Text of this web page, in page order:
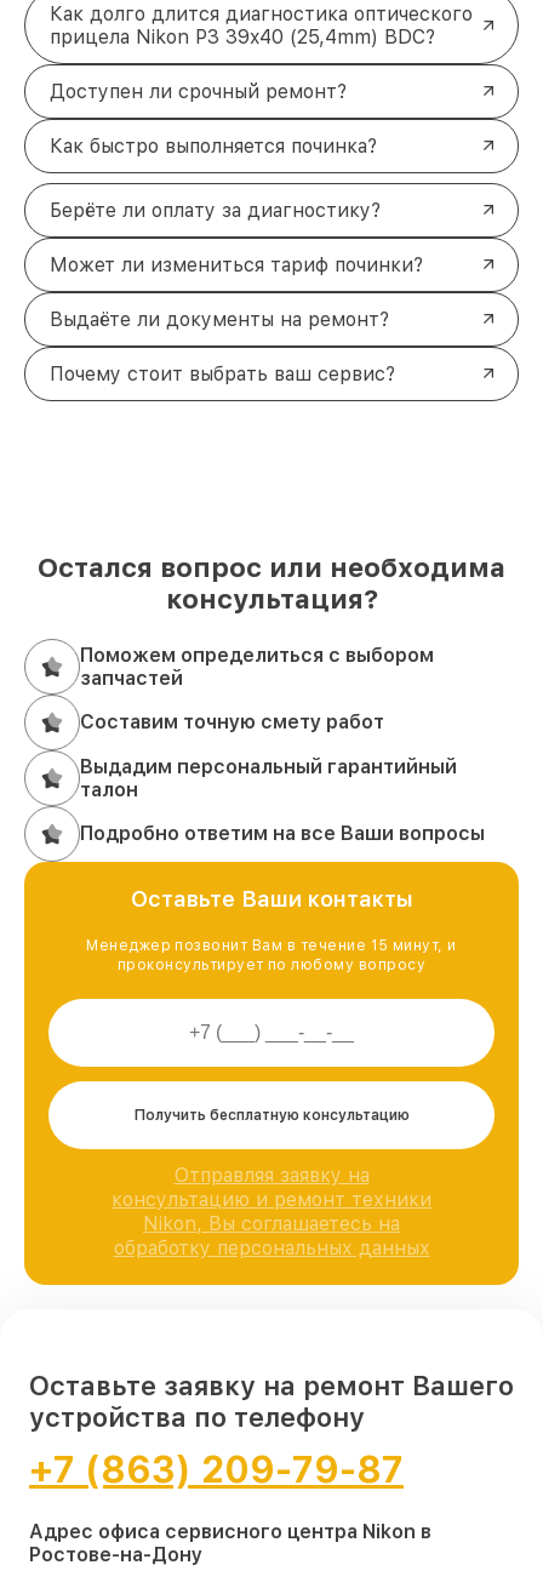
Как долго длится диагностика оптического
прицела Nikon P3 39x40 (25,4mm) BDC?
Доступен ли срочный ремонт?
Как быстро выполняется починка?
Берёте ли оплату за диагностику?
Может ли измениться тариф починки?
Выдаёте ли документы на ремонт?
Почему стоит выбрать ваш сервис?
Остался вопрос или необходима
консультация?
Поможем определиться с выбором
запчастей
Составим точную смету работ
Выдадим персональный гарантийный
талон
Подробно ответим на все Ваши вопросы
Оставьте Ваши контакты
Менеджер позвонит Вам в течение 15 минут, и
проконсультирует по любому вопросу
Получить бесплатную консультацию
Отправляя заявку на
консультацию и ремонт техники
Nikon, Вы соглашаетесь на
обработку персональных данных
Оставьте заявку на ремонт Вашего
устройства по телефону
+7 (863) 209-79-87
Адрес офиса сервисного центра Nikon в
Ростове-на-Дону